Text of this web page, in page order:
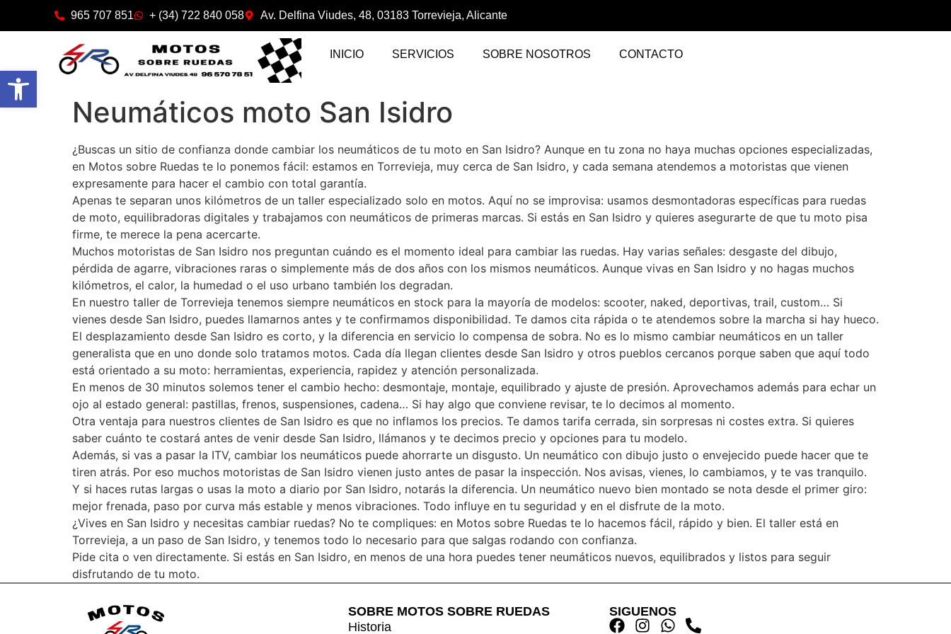
Abrir barra de herramientas
965 707 851 + (34) 722 840 058 Av. Delfina Viudes, 48, 03183 Torrevieja, Alicante
INICIO SERVICIOS SOBRE NOSOTROS CONTACTO
Neumáticos moto San Isidro
¿Buscas un sitio de confianza donde cambiar los neumáticos de tu moto en San Isidro? Aunque en tu zona no haya muchas opciones especializadas,
en Motos sobre Ruedas te lo ponemos fácil: estamos en Torrevieja, muy cerca de San Isidro, y cada semana atendemos a motoristas que vienen
expresamente para hacer el cambio con total garantía.
Apenas te separan unos kilómetros de un taller especializado solo en motos. Aquí no se improvisa: usamos desmontadoras específicas para ruedas
de moto, equilibradoras digitales y trabajamos con neumáticos de primeras marcas. Si estás en San Isidro y quieres asegurarte de que tu moto pisa
firme, te merece la pena acercarte.
Muchos motoristas de San Isidro nos preguntan cuándo es el momento ideal para cambiar las ruedas. Hay varias señales: desgaste del dibujo,
pérdida de agarre, vibraciones raras o simplemente más de dos años con los mismos neumáticos. Aunque vivas en San Isidro y no hagas muchos
kilómetros, el calor, la humedad o el uso urbano también los degradan.
En nuestro taller de Torrevieja tenemos siempre neumáticos en stock para la mayoría de modelos: scooter, naked, deportivas, trail, custom… Si
vienes desde San Isidro, puedes llamarnos antes y te confirmamos disponibilidad. Te damos cita rápida o te atendemos sobre la marcha si hay hueco.
El desplazamiento desde San Isidro es corto, y la diferencia en servicio lo compensa de sobra. No es lo mismo cambiar neumáticos en un taller
generalista que en uno donde solo tratamos motos. Cada día llegan clientes desde San Isidro y otros pueblos cercanos porque saben que aquí todo
está orientado a su moto: herramientas, experiencia, rapidez y atención personalizada.
En menos de 30 minutos solemos tener el cambio hecho: desmontaje, montaje, equilibrado y ajuste de presión. Aprovechamos además para echar un
ojo al estado general: pastillas, frenos, suspensiones, cadena… Si hay algo que conviene revisar, te lo decimos al momento.
Otra ventaja para nuestros clientes de San Isidro es que no inflamos los precios. Te damos tarifa cerrada, sin sorpresas ni costes extra. Si quieres
saber cuánto te costará antes de venir desde San Isidro, llámanos y te decimos precio y opciones para tu modelo.
Además, si vas a pasar la ITV, cambiar los neumáticos puede ahorrarte un disgusto. Un neumático con dibujo justo o envejecido puede hacer que te
tiren atrás. Por eso muchos motoristas de San Isidro vienen justo antes de pasar la inspección. Nos avisas, vienes, lo cambiamos, y te vas tranquilo.
Y si haces rutas largas o usas la moto a diario por San Isidro, notarás la diferencia. Un neumático nuevo bien montado se nota desde el primer giro:
mejor frenada, paso por curva más estable y menos vibraciones. Todo influye en tu seguridad y en el disfrute de la moto.
¿Vives en San Isidro y necesitas cambiar ruedas? No te compliques: en Motos sobre Ruedas te lo hacemos fácil, rápido y bien. El taller está en
Torrevieja, a un paso de San Isidro, y tenemos todo lo necesario para que salgas rodando con confianza.
Pide cita o ven directamente. Si estás en San Isidro, en menos de una hora puedes tener neumáticos nuevos, equilibrados y listos para seguir
disfrutando de tu moto.
SOBRE MOTOS SOBRE RUEDAS
Historia
SIGUENOS